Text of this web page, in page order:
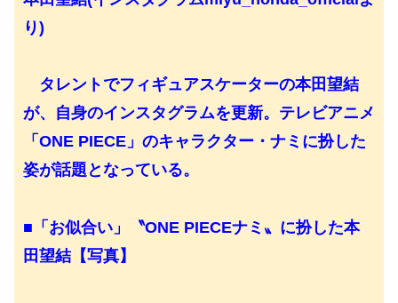
り)
タレントでフィギュアスケーターの本田望結
が、自身のインスタグラムを更新。テレビアニメ
「ONE PIECE」のキャラクター・ナミに扮した
姿が話題となっている。
■「お似合い」〝ONE PIECEナミ〟に扮した本
田望結【写真】